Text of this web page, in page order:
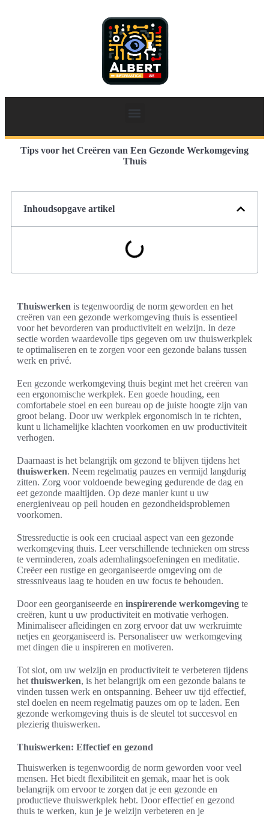
Tips voor het Creëren van Een Gezonde Werkomgeving
Thuis
Inhoudsopgave artikel
Thuiswerken is tegenwoordig de norm geworden en het
creëren van een gezonde werkomgeving thuis is essentieel
voor het bevorderen van productiviteit en welzijn. In deze
sectie worden waardevolle tips gegeven om uw thuiswerkplek
te optimaliseren en te zorgen voor een gezonde balans tussen
werk en privé.
Een gezonde werkomgeving thuis begint met het creëren van
een ergonomische werkplek. Een goede houding, een
comfortabele stoel en een bureau op de juiste hoogte zijn van
groot belang. Door uw werkplek ergonomisch in te richten,
kunt u lichamelijke klachten voorkomen en uw productiviteit
verhogen.
Daarnaast is het belangrijk om gezond te blijven tijdens het
thuiswerken. Neem regelmatig pauzes en vermijd langdurig
zitten. Zorg voor voldoende beweging gedurende de dag en
eet gezonde maaltijden. Op deze manier kunt u uw
energieniveau op peil houden en gezondheidsproblemen
voorkomen.
Stressreductie is ook een cruciaal aspect van een gezonde
werkomgeving thuis. Leer verschillende technieken om stress
te verminderen, zoals ademhalingsoefeningen en meditatie.
Creëer een rustige en georganiseerde omgeving om de
stressniveaus laag te houden en uw focus te behouden.
Door een georganiseerde en inspirerende werkomgeving te
creëren, kunt u uw productiviteit en motivatie verhogen.
Minimaliseer afleidingen en zorg ervoor dat uw werkruimte
netjes en georganiseerd is. Personaliseer uw werkomgeving
met dingen die u inspireren en motiveren.
Tot slot, om uw welzijn en productiviteit te verbeteren tijdens
het thuiswerken, is het belangrijk om een gezonde balans te
vinden tussen werk en ontspanning. Beheer uw tijd effectief,
stel doelen en neem regelmatig pauzes om op te laden. Een
gezonde werkomgeving thuis is de sleutel tot succesvol en
plezierig thuiswerken.
Thuiswerken: Effectief en gezond
Thuiswerken is tegenwoordig de norm geworden voor veel
mensen. Het biedt flexibiliteit en gemak, maar het is ook
belangrijk om ervoor te zorgen dat je een gezonde en
productieve thuiswerkplek hebt. Door effectief en gezond
thuis te werken, kun je je welzijn verbeteren en je